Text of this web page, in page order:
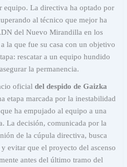
equipo. La directiva ha optado por
al técnico que mejor ha
del Nuevo Mirandilla en los
la que fue su casa con un objetivo
rescatar a un equipo hundido
la permanencia.
oficial del despido de Gaizka
etapa marcada por la inestabilidad
ha empujado al equipo a una
La decisión, comunicada por la
de la cúpula directiva, busca
evitar que el proyecto del ascenso
antes del último tramo del